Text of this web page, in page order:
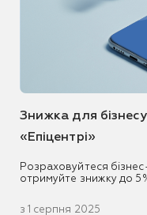
Знижка для
«Епіцентрі»
Розраховуйтеся
отримуйте знижку до
з 1 серпня 2025